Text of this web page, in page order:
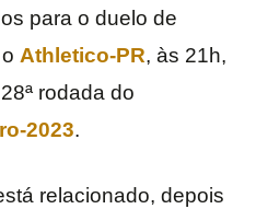
para o duelo de
Athletico-PR, às 21h,
rodada do
2023.
relacionado, depois